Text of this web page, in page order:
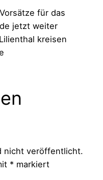
für das
jetzt weiter
kreisen
nicht veröffentlicht.
*markiert